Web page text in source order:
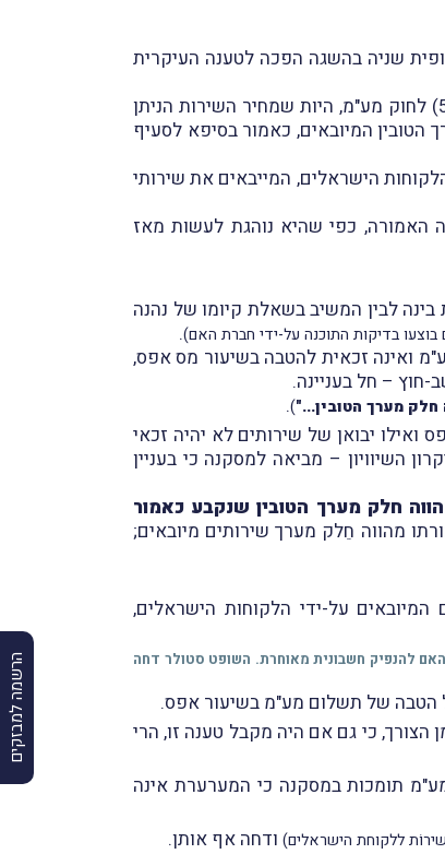
הרשמה למבזקים
שניה בהשגה הפכה לטענה העיקרית
טענתה העיקרית של המערערת הייתה, כי על עסקאותיה חל מס בשיעור אפס נוכח הוראות החריג לסייג בסעיף 30(א)(5) לחוק מע"מ, היות שמחיר השירות הניתן
הטובין המיובאים, כאמור בסיפא לסעיף
הישראלים, המייבאים את שירותי
האמורה, כפי שהיא נוהגת לעשות מאז
לבין המשיב בשאלת קיומו של נהנה
בדיקות התוכנה על-ידי חברת האם).
בשיעור מס אפס,
חוץ – חל בעניינה.
מערך הטובין...")
.
ואילו יבואן של שירותים לא יהיה זכאי
השיוויון – מביאה למסקנה כי בעניין
חלק מערך הטובין שנקבע כאמור
מהווה חֵלק מערך שירותים מיובאים;
על-ידי הלקוחות הישראלים,
להנפיק חשבונית מאוחרת. השופט סטולר דחה
הטבה של תשלום מע"מ בשיעור אפס.
כי גם אם היה מקבל טענה זו, הרי
העומדות בבסיסם של סעיף 30 לחוק מע"מ ושל תקנה 12א(א) לתקנות מע"מ תומכות במסקנה כי המערערת אינה
ללקוחת הישראלים) ודחה אף אותן.